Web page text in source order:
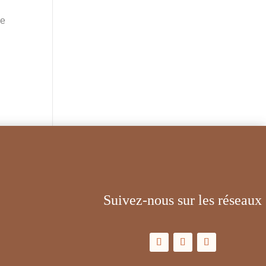
Suivez-nous sur les réseaux